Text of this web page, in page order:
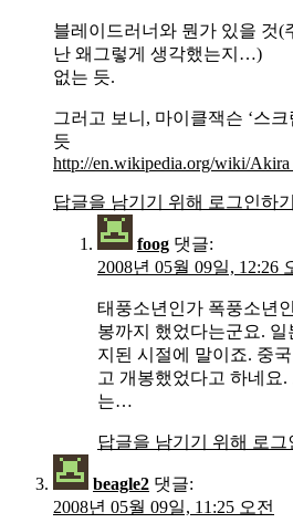
블레이드러너와 뭔가 있을 것(
난 왜그렇게 생각했는지…)
없는 듯.
그러고 보니, 마이클잭슨 ‘스
듯
http://en.wikipedia.org/wiki/
답글을 남기기 위해 로그인하기
foog 댓글:
2008년 05월 09일, 12:26
태풍소년인가 폭풍소년
봉까지 했었다는군요.
지된 시절에 말이죠. 중
고 개봉했었다고 하네요.
는…
답글을 남기기 위해 로그
beagle2 댓글:
2008년 05월 09일, 11:25 오전